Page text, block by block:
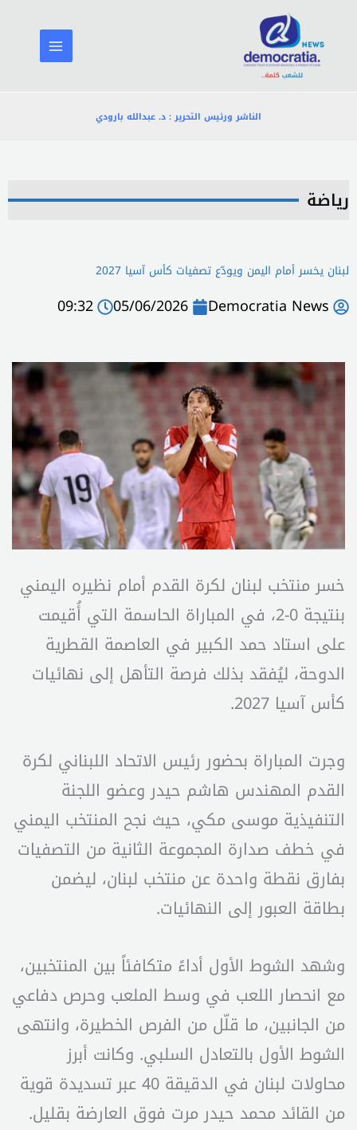
المحتوى
الناشر ورئيس التحرير : د. عبدالله بارودي
رياضة
لبنان يخسر أمام اليمن ويودّع تصفيات كأس آسيا 2027
Democratia News
05/06/2026
09:32
خسر منتخب لبنان لكرة القدم أمام نظيره اليمني
بنتيجة 0-2، في المباراة الحاسمة التي أُقيمت
على استاد حمد الكبير في العاصمة القطرية
الدوحة، ليُفقد بذلك فرصة التأهل إلى نهائيات
كأس آسيا 2027.
وجرت المباراة بحضور رئيس الاتحاد اللبناني لكرة
القدم المهندس هاشم حيدر وعضو اللجنة
التنفيذية موسى مكي، حيث نجح المنتخب اليمني
في خطف صدارة المجموعة الثانية من التصفيات
بفارق نقطة واحدة عن منتخب لبنان، ليضمن
بطاقة العبور إلى النهائيات.
وشهد الشوط الأول أداءً متكافئاً بين المنتخبين،
مع انحصار اللعب في وسط الملعب وحرص دفاعي
من الجانبين، ما قلّل من الفرص الخطيرة، وانتهى
الشوط الأول بالتعادل السلبي. وكانت أبرز
محاولات لبنان في الدقيقة 40 عبر تسديدة قوية
من القائد محمد حيدر مرت فوق العارضة بقليل.